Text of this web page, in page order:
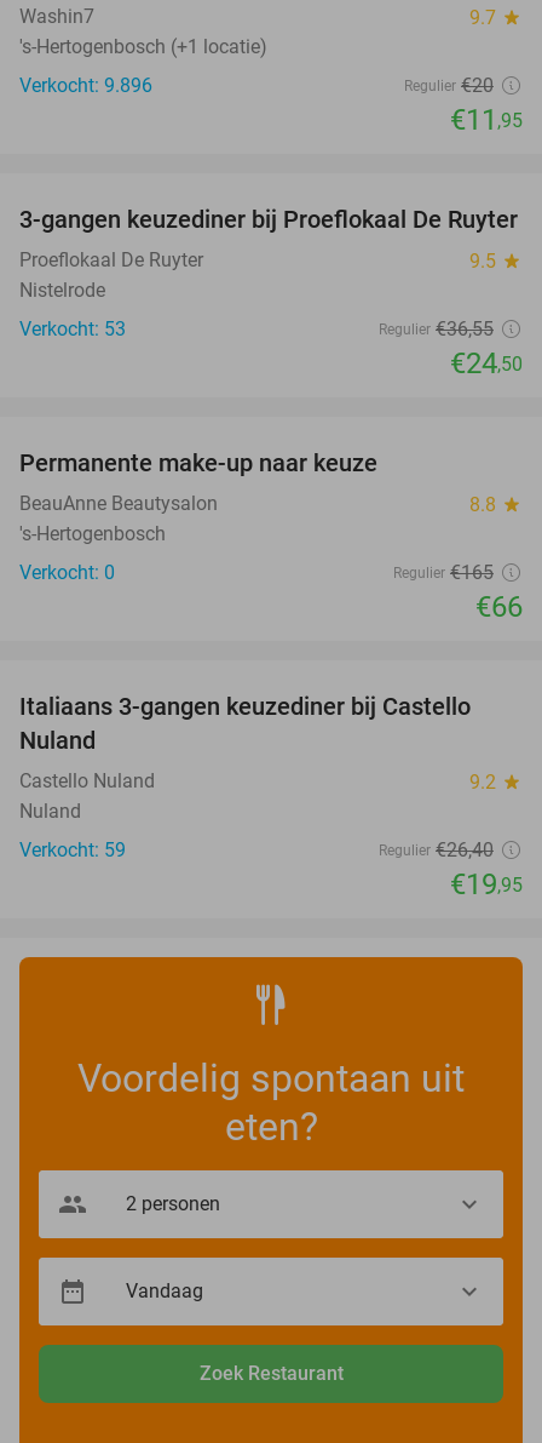
Washin7 9.7 star
's-Hertogenbosch (+1 locatie)
Verkocht: 9.896
Regulier €20
€11 ,95
33%
NEW
TODAY
3-gangen keuzediner bij Proeflokaal De Ruyter
Proeflokaal De Ruyter 9.5 star
Nistelrode
Verkocht: 53
Regulier €36,55
€24,50
TODAY
Permanente make-up naar keuze
BeauAnne Beautysalon 8.8 star
's-Hertogenbosch
Verkocht: 0
Regulier €165
€66
24%
Italiaans 3-gangen keuzediner bij Castello
Nuland
Castello Nuland 9.2 star
Nuland
Verkocht: 59
Regulier €26,40
€19,95
Voordelig spontaan uit
eten?
Zoek Restaurant